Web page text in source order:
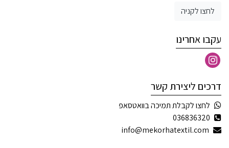
לחצו לקניה
עקבו אחרינו
דרכים ליצירת קשר
לחצו לקבלת תמיכה בוואטסאפ
036836320
info@mekorhatextil.com